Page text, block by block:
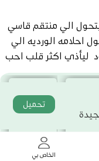
الي منتقم قاسي
لا تأخذه شفقه او رحمه بمن احب لتتحول احلامه الورديه الي
ليأذي اكثر قلب احب
في الاخير الحب الذي شب مع
تحميل
الخاص بي